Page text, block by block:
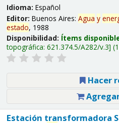
Idioma: Español
Editor: Buenos Aires: Agua y
estado, 1988
Disponibilidad: Ítems
topográfica: 621.374.5/A282/v.3
Hacer
Estación transformadora